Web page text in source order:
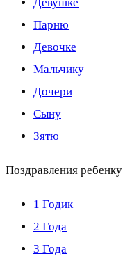
Парню
Девочке
Мальчику
Дочери
Сыну
Зятю
Поздравления ребенку
1 Годик
2 Года
3 Года